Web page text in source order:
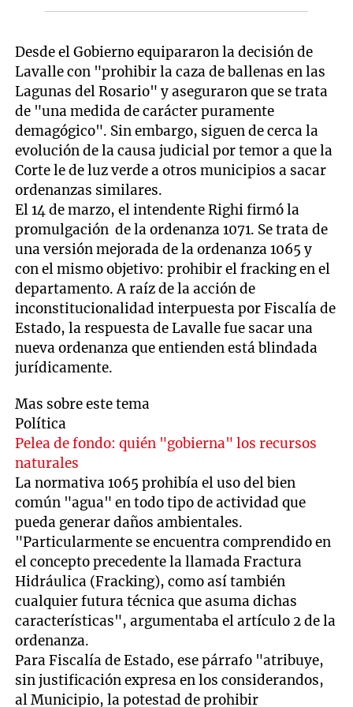
Desde el Gobierno equipararon la decisión de
Lavalle con "prohibir la caza de ballenas en las
Lagunas del Rosario" y aseguraron que se trata
de "una medida de carácter puramente
demagógico". Sin embargo, siguen de cerca la
evolución de la causa judicial por temor a que la
Corte le de luz verde a otros municipios a sacar
ordenanzas similares.
El 14 de marzo, el intendente Righi firmó la
promulgación de la ordenanza 1071. Se trata de
una versión mejorada de la ordenanza 1065 y
con el mismo objetivo: prohibir el fracking en el
departamento. A raíz de la acción de
inconstitucionalidad interpuesta por Fiscalía de
Estado, la respuesta de Lavalle fue sacar una
nueva ordenanza que entienden está blindada
jurídicamente.
Mas sobre este tema
Política
Pelea de fondo: quién "gobierna" los recursos
naturales
La normativa 1065 prohibía el uso del bien
común "agua" en todo tipo de actividad que
pueda generar daños ambientales.
"Particularmente se encuentra comprendido en
el concepto precedente la llamada Fractura
Hidráulica (Fracking), como así también
cualquier futura técnica que asuma dichas
características", argumentaba el artículo 2 de la
ordenanza.
Para Fiscalía de Estado, ese párrafo "atribuye,
sin justificación expresa en los considerandos,
al Municipio, la potestad de prohibir